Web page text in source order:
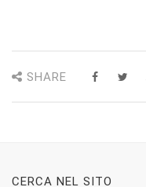
SHARE
CERCA NEL SITO